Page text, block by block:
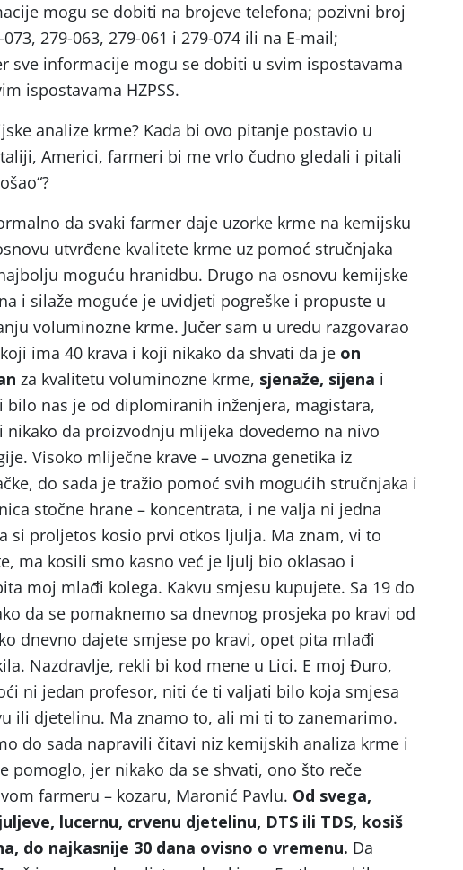
mogu se dobiti na brojeve telefona; pozivni broj
279-063, 279-061 i 279-074 ili na E-mail;
sve informacije mogu se dobiti u svim ispostavama
ispostavama HZPSS.
analize krme? Kada bi ovo pitanje postavio u
Americi, farmeri bi me vrlo čudno gledali i pitali
da svaki farmer daje uzorke krme na kemijsku
utvrđene kvalitete krme uz pomoć stručnjaka
moguću hranidbu. Drugo na osnovu kemijske
i silaže moguće je uvidjeti pogreške i propuste u
voluminozne krme. Jučer sam u uredu razgovarao
ima 40 krava i koji nikako da shvati da je on
za kvalitetu voluminozne krme, sjenaže, sijena i
bilo nas je od diplomiranih inženjera, magistara,
nikako da proizvodnju mlijeka dovedemo na nivo
Visoko mliječne krave – uvozna genetika iz
do sada je tražio pomoć svih mogućih stručnjaka i
stočne hrane – koncentrata, i ne valja ni jedna
si proljetos kosio prvi otkos ljulja. Ma znam, vi to
ma kosili smo kasno već je ljulj bio oklasao i
moj mlađi kolega. Kakvu smjesu kupujete. Sa 19 do
da se pomaknemo sa dnevnog prosjeka po kravi od
dnevno dajete smjese po kravi, opet pita mlađi
Nazdravlje, rekli bi kod mene u Lici. E moj Đuro,
ni jedan profesor, niti će ti valjati bilo koja smjesa
ili djetelinu. Ma znamo to, ali mi ti to zanemarimo.
do sada napravili čitavi niz kemijskih analiza krme i
pomoglo, jer nikako da se shvati, ono što reče
farmeru – kozaru, Maronić Pavlu. Od svega,
lucernu, crvenu djetelinu, DTS ili TDS, kosiš
do najkasnije 30 dana ovisno o vremenu. Da